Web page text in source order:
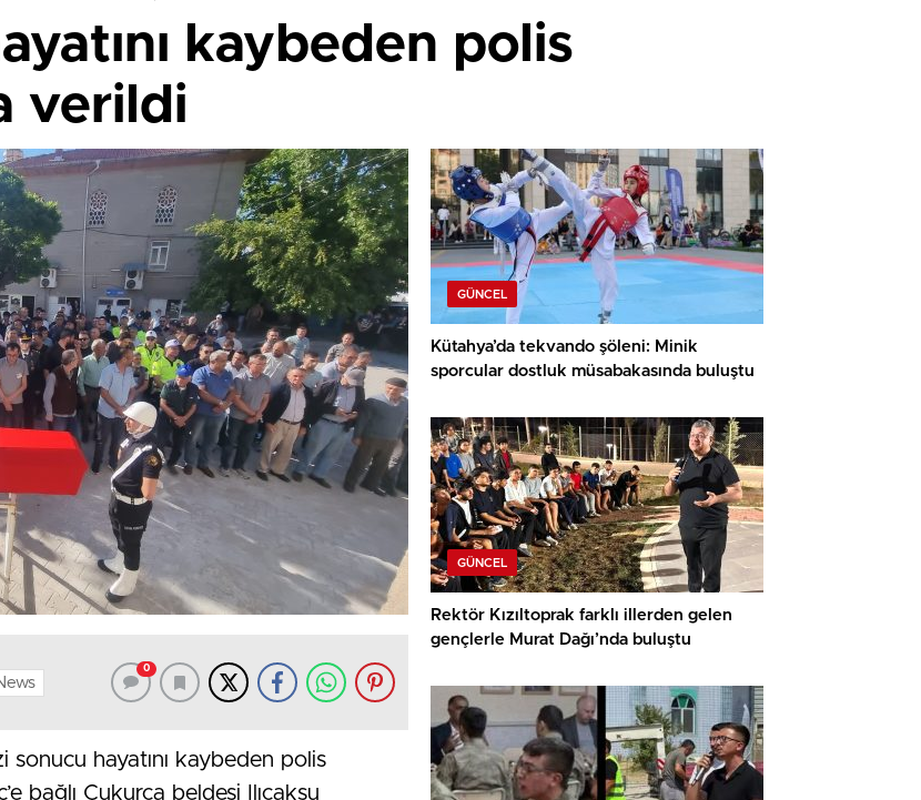
kaybeden polis
verildi
0
sonucu hayatını kaybeden polis
bağlı Çukurca beldesi Ilıcaksu
GÜNCEL
Kütahya’da tekvando şöleni: Minik
sporcular dostluk müsabakasında buluştu
GÜNCEL
Rektör Kızıltoprak farklı illerden gelen
gençlerle Murat Dağı’nda buluştu